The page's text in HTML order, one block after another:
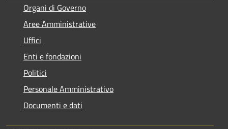
Organi di Governo
Aree Amministrative
Uffici
Enti e fondazioni
Politici
Personale Amministrativo
Documenti e dati